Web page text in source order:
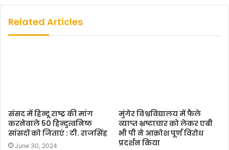
b
Related Articles
संसद में हिन्दू राष्ट्र की मांग
करनेवाले 50 हिन्दुत्वनिष्ठ
सांसदों को जिताएं : टी. राजसिंह
June 30, 2024
मुंगेर विश्वविद्यालय में फैले
व्याप्त भ्रष्टाचार को लेकर एबी
भी पी ने आक्रोश पूर्ण विरोध
प्रदर्शन किया